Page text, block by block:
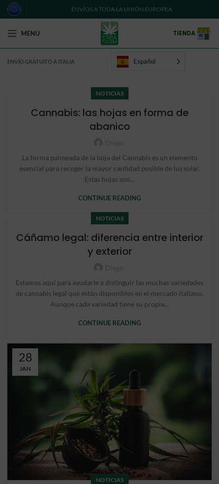
ENVÍOS A TODA LA UNIÓN EUROPEA
MENU TIENDA
ENVÍO GRATUITO A ITALIA Español
NOTICIAS
Cannabis: las hojas en forma de
abanico
La forma palmeada de la hoja del Cannabis es un elemento
esencial para recoger la mayor cantidad posible de luz solar.
Estas hojas son...
CONTINUE READING
NOTICIAS
Cáñamo legal: diferencia entre interior
y exterior
Estamos aquí para ayudarle a distinguir las muchas variedades
de cannabis legal que están disponibles en el mercado italiano.
Aunque cada variedad tiene su propia...
CONTINUE READING
28
JAN
NOTICIAS